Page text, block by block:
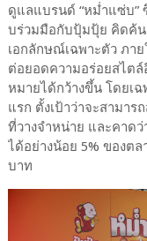
ดูแลแบรนด์ “หม่ำแซ่บ”
บร่วมมือกับปุ้มปุ้ย คิดค้
เอกลักษณ์เฉพาะตัว ภา
ต่อยอดความอร่อยสไตล์
หมายได้กว้างขึ้น โดยเ
แรก ตั้งเป้าว่าจะสามา
ที่วางจำหน่าย และคาด
ได้อย่างน้อย 5% ของต
บาท